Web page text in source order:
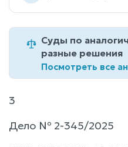
Суды по
разные решения
Посмотреть все
3
Дело № 2-345/2025